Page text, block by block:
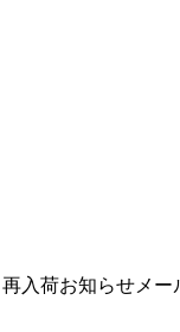
入荷お知らせメー